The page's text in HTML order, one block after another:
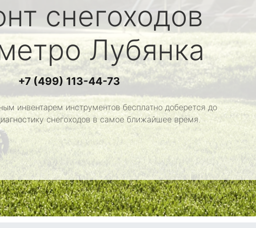
снегоходов
Лубянка
+7 (499) 113-44-73
инвентарем инструментов бесплатно доберется до
снегоходов в самое ближайшее время.